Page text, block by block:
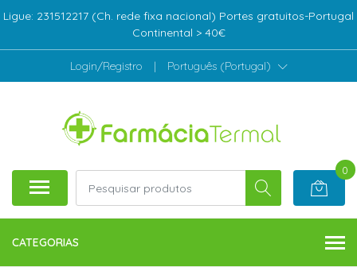
Ligue: 231512217 (Ch. rede fixa nacional) Portes gratuitos-Portugal
Continental > 40€
Login/Registro | Português (Portugal)
0
CATEGORIAS